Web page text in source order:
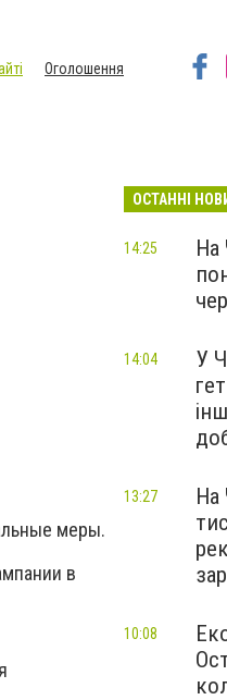
Оголошення
меры.
в
ОСТАННІ
На
14:25
У
14:04
На
13:27
10:08